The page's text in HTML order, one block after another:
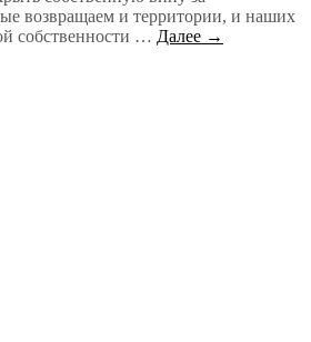
возвращаем и территории, и наших
собственности … Далее →